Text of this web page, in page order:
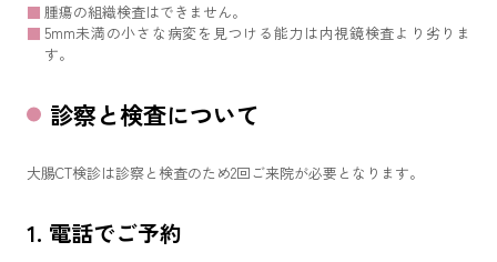
腫瘍の組織検査はできません。
5mm未満の小さな病変を見つける能力は内視鏡検査より劣りま
す。
診察と検査について
大腸CT検診は診察と検査のため2回ご来院が必要となります。
1. 電話でご予約